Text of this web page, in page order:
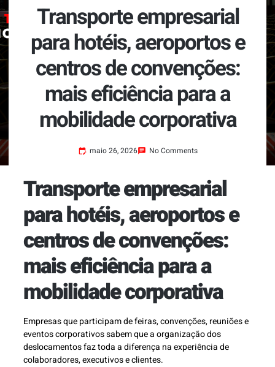
Transporte empresarial
para hotéis, aeroportos e
centros de convenções:
mais eficiência para a
mobilidade corporativa
maio 26, 2026 No Comments
Transporte empresarial
para hotéis, aeroportos e
centros de convenções:
mais eficiência para a
mobilidade corporativa
Empresas que participam de feiras, convenções, reuniões e
eventos corporativos sabem que a organização dos
deslocamentos faz toda a diferença na experiência de
colaboradores, executivos e clientes.